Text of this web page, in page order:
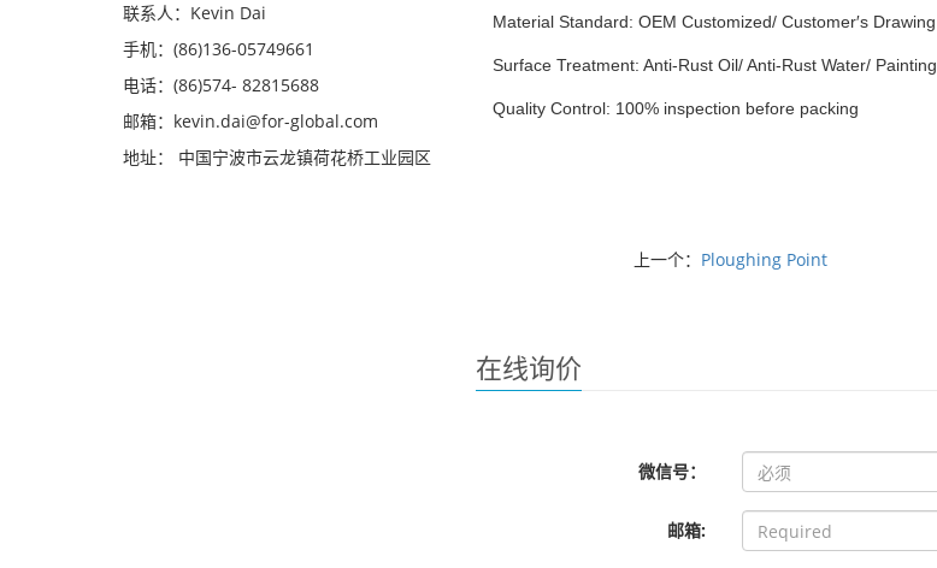
Material Standard: OEM Customized/ Customer′s Drawing
Surface Treatment: Anti-Rust Oil/ Anti-Rust Water/ Painting
Quality Control: 100% inspection before packing
上一个： Ploughing Point
在线询价
微信号：
邮箱:
联系人：Kevin Dai
手机：(86)136-05749661
电话：(86)574- 82815688
邮箱：kevin.dai@for-global.com
地址： 中国宁波市云龙镇荷花桥工业园区